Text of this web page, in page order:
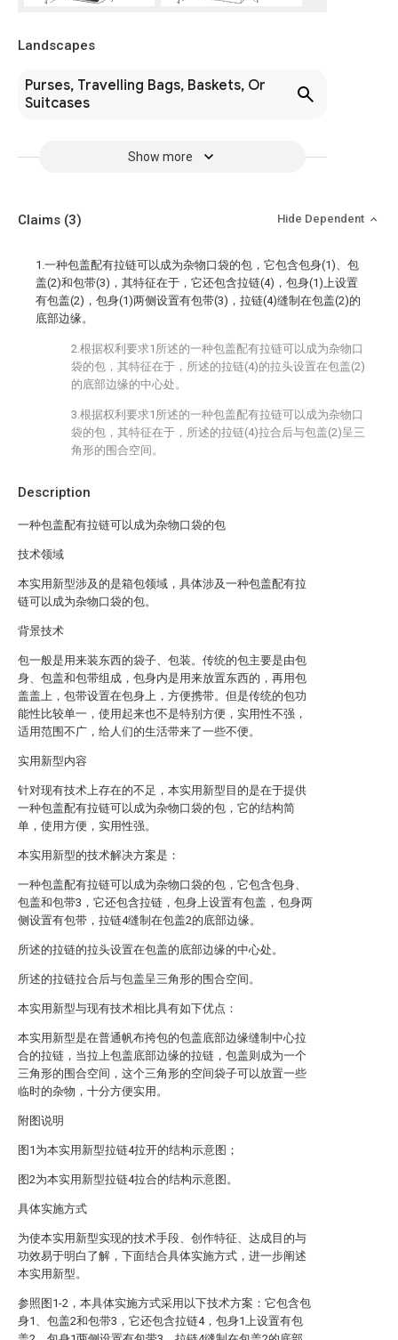
Landscapes
Purses, Travelling Bags, Baskets, Or
Suitcases
Show more
Description
一种包盖配有拉链可以成为杂物口袋的包
技术领域
本实用新型涉及的是箱包领域，具体涉及一种包盖配有拉
链可以成为杂物口袋的包。
背景技术
包一般是用来装东西的袋子、包装。传统的包主要是由包
身、包盖和包带组成，包身内是用来放置东西的，再用包
盖盖上，包带设置在包身上，方便携带。但是传统的包功
能性比较单一，使用起来也不是特别方便，实用性不强，
适用范围不广，给人们的生活带来了一些不便。
实用新型内容
针对现有技术上存在的不足，本实用新型目的是在于提供
一种包盖配有拉链可以成为杂物口袋的包，它的结构简
单，使用方便，实用性强。
本实用新型的技术解决方案是：
一种包盖配有拉链可以成为杂物口袋的包，它包含包身、
包盖和包带3，它还包含拉链，包身上设置有包盖，包身两
侧设置有包带，拉链4缝制在包盖2的底部边缘。
所述的拉链的拉头设置在包盖的底部边缘的中心处。
所述的拉链拉合后与包盖呈三角形的围合空间。
本实用新型与现有技术相比具有如下优点：
本实用新型是在普通帆布挎包的包盖底部边缘缝制中心拉
合的拉链，当拉上包盖底部边缘的拉链，包盖则成为一个
三角形的围合空间，这个三角形的空间袋子可以放置一些
临时的杂物，十分方便实用。
附图说明
图1为本实用新型拉链4拉开的结构示意图；
图2为本实用新型拉链4拉合的结构示意图。
具体实施方式
为使本实用新型实现的技术手段、创作特征、达成目的与
功效易于明白了解，下面结合具体实施方式，进一步阐述
本实用新型。
参照图1-2，本具体实施方式采用以下技术方案：它包含包
身1、包盖2和包带3，它还包含拉链4，包身1上设置有包
Claims (3) Hide Dependent
1.一种包盖配有拉链可以成为杂物口袋的包，它包含包身(1)、包
盖(2)和包带(3)，其特征在于，它还包含拉链(4)，包身(1)上设置
有包盖(2)，包身(1)两侧设置有包带(3)，拉链(4)缝制在包盖(2)的
底部边缘。
2.根据权利要求1所述的一种包盖配有拉链可以成为杂物口
袋的包，其特征在于，所述的拉链(4)的拉头设置在包盖(2)
的底部边缘的中心处。
3.根据权利要求1所述的一种包盖配有拉链可以成为杂物口
袋的包，其特征在于，所述的拉链(4)拉合后与包盖(2)呈三
角形的围合空间。